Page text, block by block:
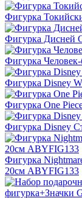
Фигурка
Фигурка Дисней
Фигурка
Фигурка Disney
Фигурка One
Фигурка Disney
Фигурка
20см ABYFIG133